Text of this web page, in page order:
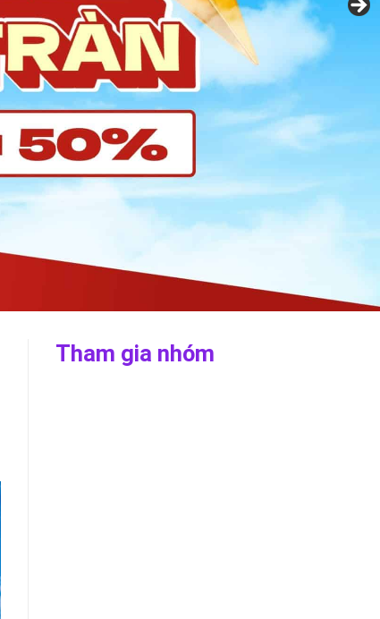
Tham gia nhóm